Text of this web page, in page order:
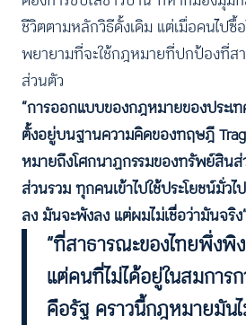
ชีวิตตามหลักวิธีดั้งเดิม แต่เมื่อคนไป
พยายามที่จะใช้กฎหมายที่ปกป้องที่ส
ส่วนตัว
“การออกแบบของกฎหมายของประเ
ตั้งอยู่บนฐานความคิดของทฤษฎี
หมายถึงโศกนาฏกรรมของทรัพย์สิน
ส่วนรวม ทุกคนเข้าไปใช้ประโยชน์มั่ว
ลง มันจะพังลง แต่ผมไม่เชื่อว่ามันจริง
“ที่สาธารณะของไทยพึ่งพิ
แต่คนที่ไม่ได้อยู่ในสมการ
คือรัฐ คราวนี้กฎหมายมัน